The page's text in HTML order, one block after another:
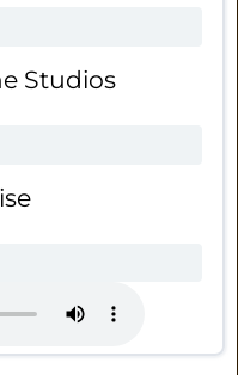
Studios